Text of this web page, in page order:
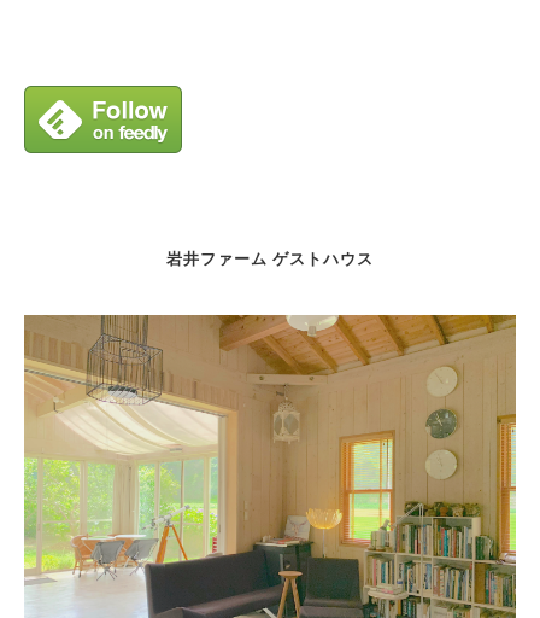
岩井ファーム ゲストハウス